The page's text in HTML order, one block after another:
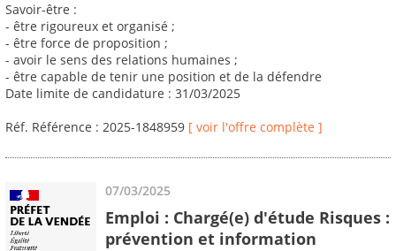
Savoir-être :
- être rigoureux et organisé ;
- être force de proposition ;
- avoir le sens des relations humaines ;
- être capable de tenir une position et de la défendre
Date limite de candidature : 31/03/2025
Réf. Référence : 2025-1848959 [ voir l'offre complète ]
07/03/2025
Emploi : Chargé(e) d'étude Risques :
prévention et information